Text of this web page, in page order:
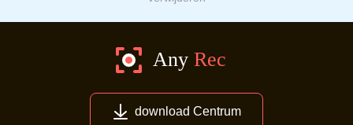
download Centrum